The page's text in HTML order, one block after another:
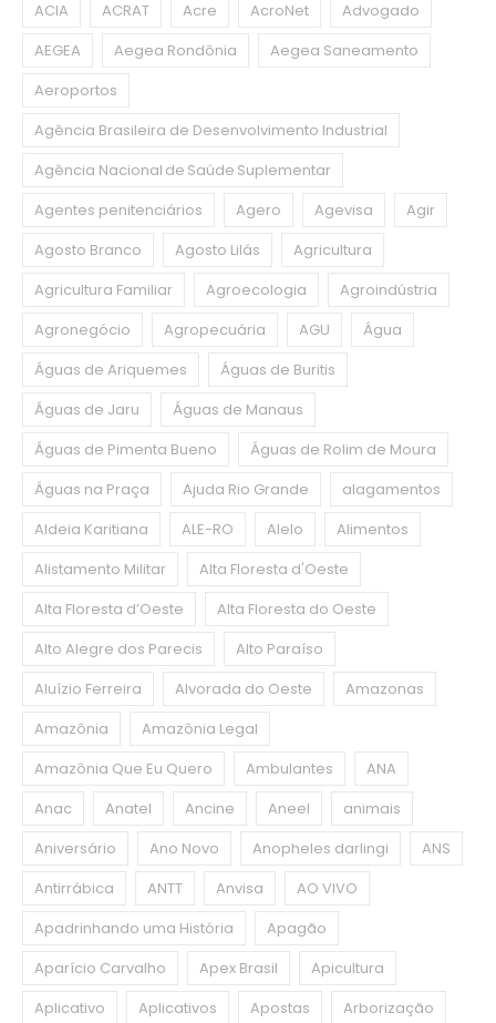
ACIA ACRAT Acre AcroNet
Advogado
AEGEA
Aegea Rondônia
Aegea Saneamento
Aeroportos
Agência Brasileira de Desenvolvimento Industrial
Agência Nacional de Saúde Suplementar
Agentes penitenciários
Agero Agevisa
Agir
Agosto Branco
Agosto Lilás
Agricultura
Agricultura Familiar
Agroecologia
Agroindústria
Agronegócio
Agropecuária AGU
Água
Águas de Ariquemes
Águas de Buritis
Águas de Jaru
Águas de Manaus
Águas de Pimenta Bueno
Águas de Rolim de Moura
Águas na Praça
Ajuda Rio Grande
alagamentos
Aldeia Karitiana
ALE-RO Alelo
Alimentos
Alistamento Militar
Alta Floresta d'Oeste
Alta Floresta d’Oeste
Alta Floresta do Oeste
Alto Alegre dos Parecis
Alto Paraíso
Aluízio Ferreira
Alvorada do Oeste
Amazonas
Amazônia
Amazônia Legal
Amazônia Que Eu Quero
Ambulantes
ANA
Anac
Anatel Ancine Aneel
animais
Aniversário
Ano Novo Anopheles darlingi
ANS
Antirrábica
ANTT Anvisa
AO VIVO
Apadrinhando uma História
Apagão
Aparício Carvalho
Apex Brasil
Apicultura
Aplicativo
Aplicativos Apostas
Arborização